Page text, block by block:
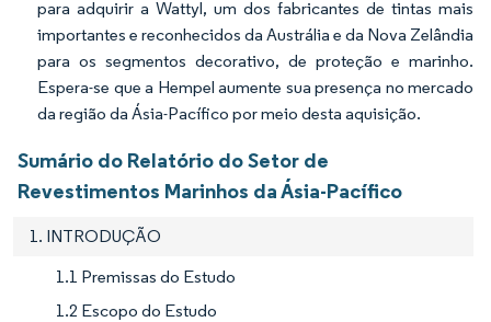
para adquirir a Wattyl, um dos fabricantes de tintas mais
importantes e reconhecidos da Austrália e da Nova Zelândia
para os segmentos decorativo, de proteção e marinho.
Espera-se que a Hempel aumente sua presença no mercado
da região da Ásia-Pacífico por meio desta aquisição.
Sumário do Relatório do Setor de
Revestimentos Marinhos da Ásia-Pacífico
1. INTRODUÇÃO
1.1 Premissas do Estudo
1.2 Escopo do Estudo